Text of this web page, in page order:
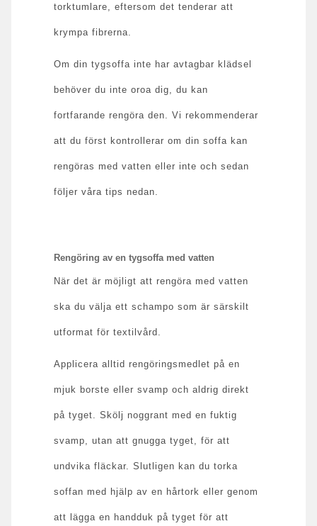
torktumlare, eftersom det tenderar att
krympa fibrerna.
Om din tygsoffa inte har avtagbar klädsel
behöver du inte oroa dig, du kan
fortfarande rengöra den. Vi rekommenderar
att du först kontrollerar om din soffa kan
rengöras med vatten eller inte och sedan
följer våra tips nedan.
Rengöring av en tygsoffa med vatten
När det är möjligt att rengöra med vatten
ska du välja ett schampo som är särskilt
utformat för textilvård.
Applicera alltid rengöringsmedlet på en
mjuk borste eller svamp och aldrig direkt
på tyget. Skölj noggrant med en fuktig
svamp, utan att gnugga tyget, för att
undvika fläckar. Slutligen kan du torka
soffan med hjälp av en hårtork eller genom
att lägga en handduk på tyget för att